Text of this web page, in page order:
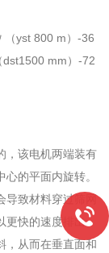
（yst 800 m）-36
mm）-72
，该电机两端装有
的平面内旋转。
导致材料穿过筛网
快的速度排出。
，从而在垂直面和